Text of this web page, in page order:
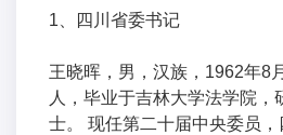
1、四川省委书记
王晓晖，男，汉族，1962年8
人，毕业于吉林大学法学院，
士。 现任第二十届中央委员，